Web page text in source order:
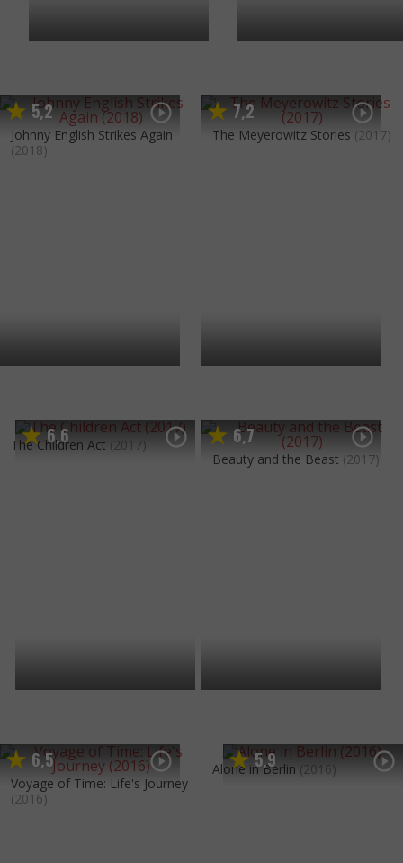
5,2
Johnny English Strikes Again
(2018)
7,2
The Meyerowitz Stories (2017)
6,6
The Children Act (2017) 6,7
Beauty and the Beast (2017)
6,5
Voyage of Time: Life's Journey
(2016)
5,9
Alone in Berlin (2016)